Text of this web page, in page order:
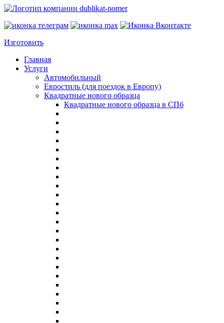
Изготовить
Главная
Услуги
Автомобильный
Евростиль (для поездок в Европу)
Квадратные нового образца
Квадратные нового образца в СПб